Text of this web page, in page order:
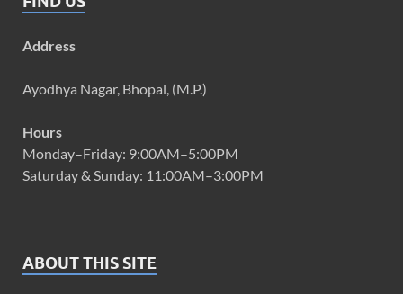
Address
Ayodhya Nagar, Bhopal, (M.P.)
Hours
Monday–Friday: 9:00AM–5:00PM
Saturday & Sunday: 11:00AM–3:00PM
ABOUT THIS SITE